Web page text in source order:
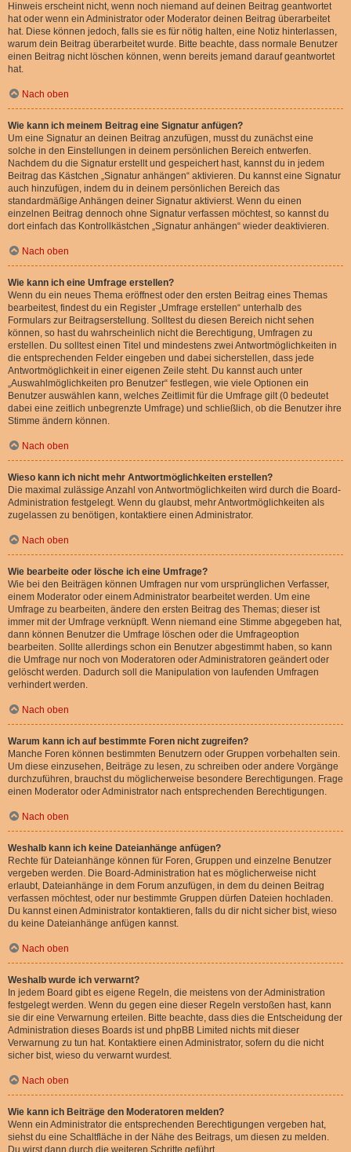
Hinweis erscheint nicht, wenn noch niemand auf deinen Beitrag geantwortet
hat oder wenn ein Administrator oder Moderator deinen Beitrag überarbeitet
hat. Diese können jedoch, falls sie es für nötig halten, eine Notiz hinterlassen,
warum dein Beitrag überarbeitet wurde. Bitte beachte, dass normale Benutzer
einen Beitrag nicht löschen können, wenn bereits jemand darauf geantwortet
hat.
Nach oben
Wie kann ich meinem Beitrag eine Signatur anfügen?
Um eine Signatur an deinen Beitrag anzufügen, musst du zunächst eine
solche in den Einstellungen in deinem persönlichen Bereich entwerfen.
Nachdem du die Signatur erstellt und gespeichert hast, kannst du in jedem
Beitrag das Kästchen „Signatur anhängen“ aktivieren. Du kannst eine Signatur
auch hinzufügen, indem du in deinem persönlichen Bereich das
standardmäßige Anhängen deiner Signatur aktivierst. Wenn du einen
einzelnen Beitrag dennoch ohne Signatur verfassen möchtest, so kannst du
dort einfach das Kontrollkästchen „Signatur anhängen“ wieder deaktivieren.
Nach oben
Wie kann ich eine Umfrage erstellen?
Wenn du ein neues Thema eröffnest oder den ersten Beitrag eines Themas
bearbeitest, findest du ein Register „Umfrage erstellen“ unterhalb des
Formulars zur Beitragserstellung. Solltest du diesen Bereich nicht sehen
können, so hast du wahrscheinlich nicht die Berechtigung, Umfragen zu
erstellen. Du solltest einen Titel und mindestens zwei Antwortmöglichkeiten in
die entsprechenden Felder eingeben und dabei sicherstellen, dass jede
Antwortmöglichkeit in einer eigenen Zeile steht. Du kannst auch unter
„Auswahlmöglichkeiten pro Benutzer“ festlegen, wie viele Optionen ein
Benutzer auswählen kann, welches Zeitlimit für die Umfrage gilt (0 bedeutet
dabei eine zeitlich unbegrenzte Umfrage) und schließlich, ob die Benutzer ihre
Stimme ändern können.
Nach oben
Wieso kann ich nicht mehr Antwortmöglichkeiten erstellen?
Die maximal zulässige Anzahl von Antwortmöglichkeiten wird durch die Board-
Administration festgelegt. Wenn du glaubst, mehr Antwortmöglichkeiten als
zugelassen zu benötigen, kontaktiere einen Administrator.
Nach oben
Wie bearbeite oder lösche ich eine Umfrage?
Wie bei den Beiträgen können Umfragen nur vom ursprünglichen Verfasser,
einem Moderator oder einem Administrator bearbeitet werden. Um eine
Umfrage zu bearbeiten, ändere den ersten Beitrag des Themas; dieser ist
immer mit der Umfrage verknüpft. Wenn niemand eine Stimme abgegeben hat,
dann können Benutzer die Umfrage löschen oder die Umfrageoption
bearbeiten. Sollte allerdings schon ein Benutzer abgestimmt haben, so kann
die Umfrage nur noch von Moderatoren oder Administratoren geändert oder
gelöscht werden. Dadurch soll die Manipulation von laufenden Umfragen
verhindert werden.
Nach oben
Warum kann ich auf bestimmte Foren nicht zugreifen?
Manche Foren können bestimmten Benutzern oder Gruppen vorbehalten sein.
Um diese einzusehen, Beiträge zu lesen, zu schreiben oder andere Vorgänge
durchzuführen, brauchst du möglicherweise besondere Berechtigungen. Frage
einen Moderator oder Administrator nach entsprechenden Berechtigungen.
Nach oben
Weshalb kann ich keine Dateianhänge anfügen?
Rechte für Dateianhänge können für Foren, Gruppen und einzelne Benutzer
vergeben werden. Die Board-Administration hat es möglicherweise nicht
erlaubt, Dateianhänge in dem Forum anzufügen, in dem du deinen Beitrag
verfassen möchtest, oder nur bestimmte Gruppen dürfen Dateien hochladen.
Du kannst einen Administrator kontaktieren, falls du dir nicht sicher bist, wieso
du keine Dateianhänge anfügen kannst.
Nach oben
Weshalb wurde ich verwarnt?
In jedem Board gibt es eigene Regeln, die meistens von der Administration
festgelegt werden. Wenn du gegen eine dieser Regeln verstoßen hast, kann
sie dir eine Verwarnung erteilen. Bitte beachte, dass dies die Entscheidung der
Administration dieses Boards ist und phpBB Limited nichts mit dieser
Verwarnung zu tun hat. Kontaktiere einen Administrator, sofern du die nicht
sicher bist, wieso du verwarnt wurdest.
Nach oben
Wie kann ich Beiträge den Moderatoren melden?
Wenn ein Administrator die entsprechenden Berechtigungen vergeben hat,
siehst du eine Schaltfläche in der Nähe des Beitrags, um diesen zu melden.
Du wirst dann durch die weiteren Schritte geführt.